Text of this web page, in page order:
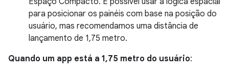
para posicionar os painéis com base na posição do
usuário, mas recomendamos uma distância de
lançamento de 1,75 metro.
Quando um app está a 1,75 metro do usuário: